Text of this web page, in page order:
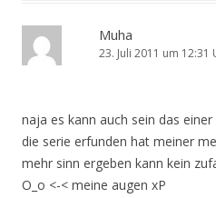
Muha
23. Juli 2011 um 12:31
naja es kann auch sein das
die serie erfunden hat meiner
mehr sinn ergeben kann kein
O_o <-< meine augen xP